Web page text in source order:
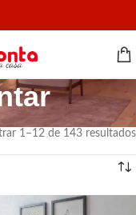
1–12 de 143 resultados